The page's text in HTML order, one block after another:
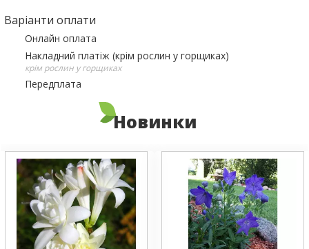
Варіанти оплати
Онлайн оплата
Накладний платіж (крім рослин у горщиках)
крім рослин у горщиках
Передплата
Новинки